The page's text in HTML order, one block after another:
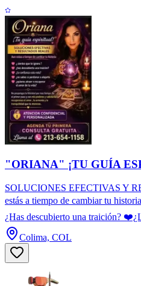
"ORIANA" ¡TU GUÍA
SOLUCIONES EFECTIVAS Y
estás a tiempo de cambiar tu
¿Has descubierto una traición?
Colima, COL